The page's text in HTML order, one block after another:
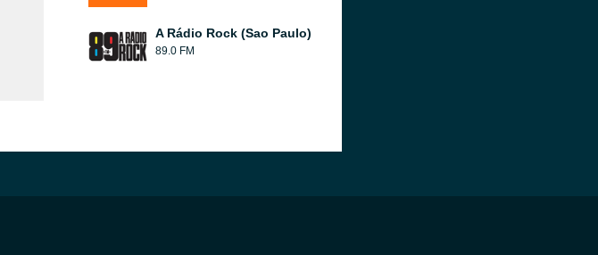
A Rádio Rock (Sao Paulo)
89.0 FM